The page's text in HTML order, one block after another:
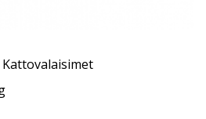
Kattovalaisimet